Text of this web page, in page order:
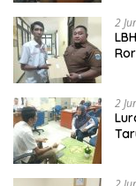
2
2